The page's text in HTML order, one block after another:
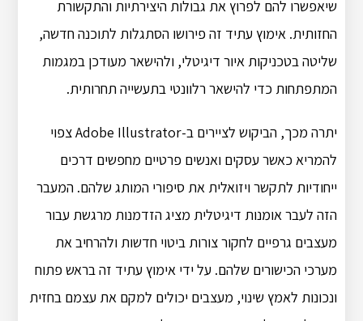
שיאפשרו להם לפרוץ את גבולות היצירתיות והתקשורת
החזותית. אימוץ עתיד זה פירושו הסתגלות לתוכנה חדשה,
שליטה בטכניקות איור דיגיטלי, ולהישאר מעודכן במגמות
המתפתחות כדי להישאר רלוונטי בתעשייה תחרותית.
יתרה מכך, הביקוש לציירים ב-Adobe Illustrator צפוי
להמריא כאשר עסקים ואנשים פרטיים מחפשים דרכים
ייחודיות לתקשר ויזואלית את סיפורי המותג שלהם. המעבר
הזה לעבר אומנות דיגיטלית מציג הזדמנות מרגשת עבור
מעצבים גרפיים לחקור צורות ביטוי חדשות ולהרחיב את
מערכי הכישורים שלהם. על ידי אימוץ עתיד זה בראש פתוח
ונכונות לאמץ שינוי, מעצבים יכולים למקם את עצמם בחזית